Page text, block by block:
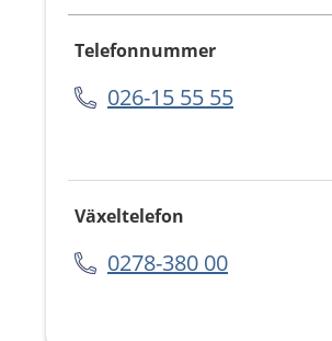
Telefonnummer
026-15 55 55
Växeltelefon
0278-380 00